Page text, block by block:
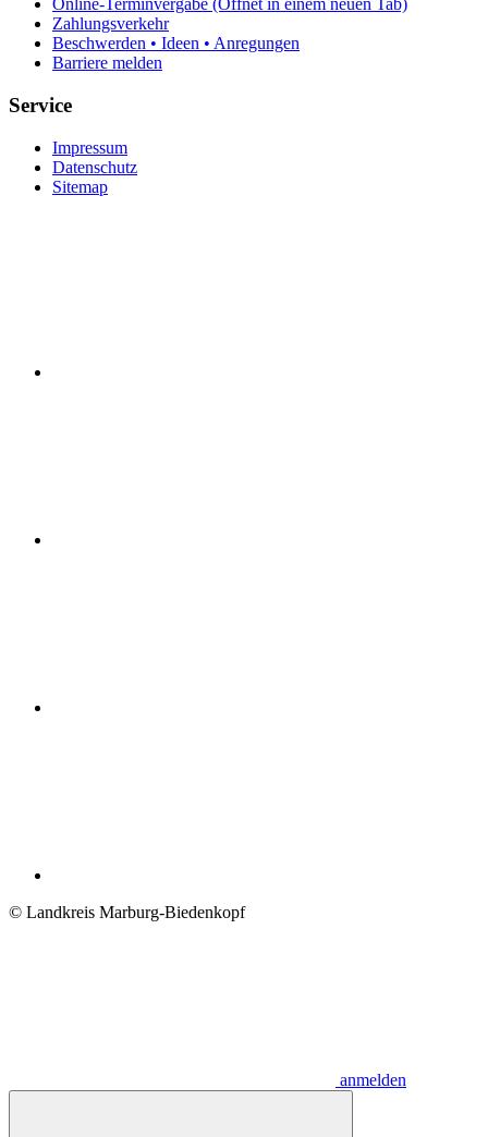
Online-Terminvergabe (Öffnet in einem neuen Tab)
Zahlungsverkehr
Beschwerden • Ideen • Anregungen
Barriere melden
Service
Impressum
Datenschutz
Sitemap
© Landkreis Marburg-Biedenkopf
anmelden